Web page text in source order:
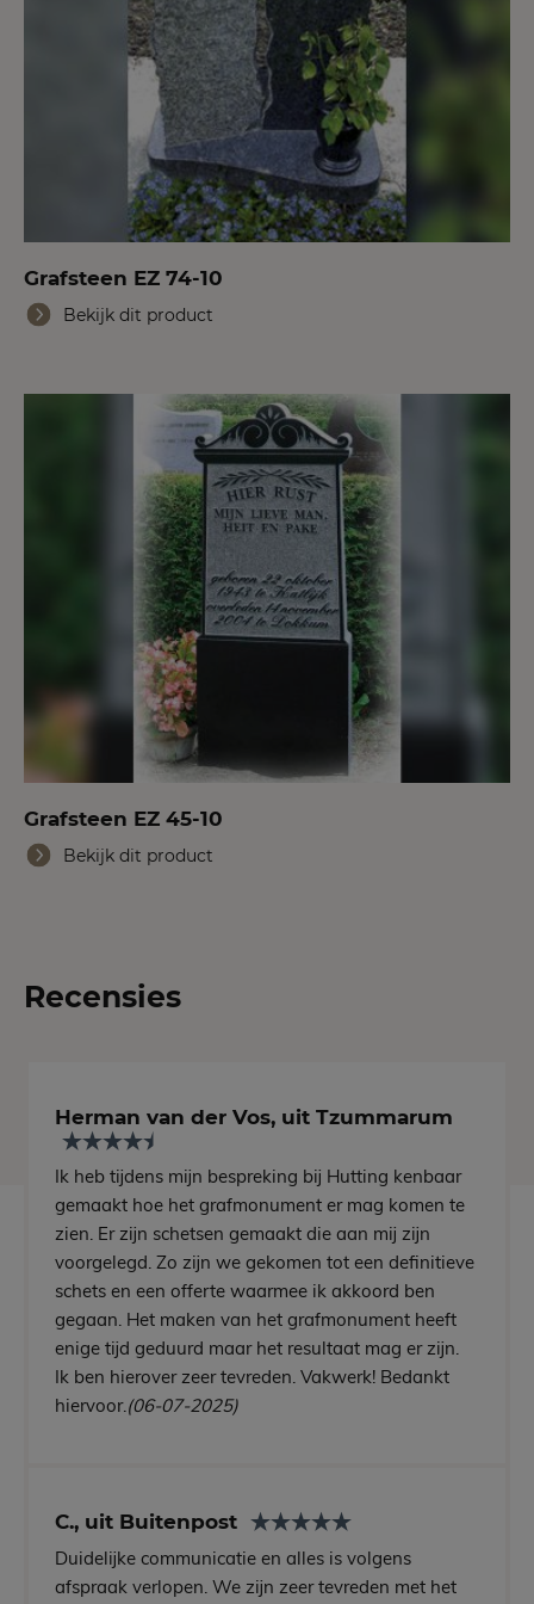
Grafsteen EZ 74-10
Bekijk dit product
Grafsteen EZ 45-10
Bekijk dit product
Recensies
Herman van der Vos, uit Tzummarum
Ik heb tijdens mijn bespreking bij Hutting kenbaar
gemaakt hoe het grafmonument er mag komen te
zien. Er zijn schetsen gemaakt die aan mij zijn
voorgelegd. Zo zijn we gekomen tot een definitieve
schets en een offerte waarmee ik akkoord ben
gegaan. Het maken van het grafmonument heeft
enige tijd geduurd maar het resultaat mag er zijn.
Ik ben hierover zeer tevreden. Vakwerk! Bedankt
hiervoor.(06-07-2025)
C., uit Buitenpost
Duidelijke communicatie en alles is volgens
afspraak verlopen. We zijn zeer tevreden met het